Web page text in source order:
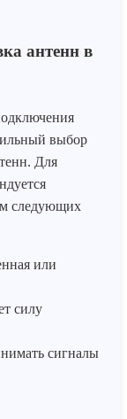
антенн в
выбор
Для
следующих
или
силу
сигналы